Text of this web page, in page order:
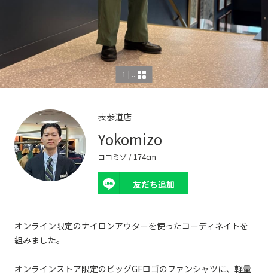
1 | ...
表参道店
Yokomizo
ヨコミゾ/ 174cm
友だち追加
オンライン限定のナイロンアウターを使ったコーディネイトを
組みました。
オンラインストア限定のビッグGFロゴのファンシャツに、軽量